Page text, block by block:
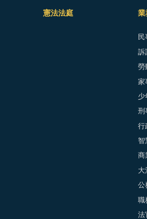
憲法法庭 業
民
訴
勞
家
少
刑
行
智
商
大
公
職
法